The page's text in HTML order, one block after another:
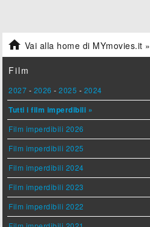
 Vai alla home di MYmovies.it »
Film
2027 - 2026 -2025 - 2024
Tutti i film imperdibili »
Film imperdibili 2026
Film imperdibili 2025
Film imperdibili 2024
Film imperdibili 2023
Film imperdibili 2022